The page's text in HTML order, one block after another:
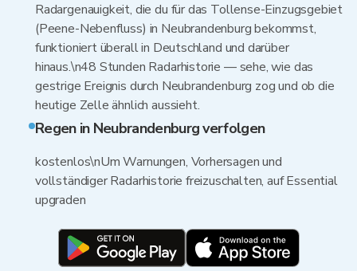
Radargenauigkeit, die du für das Tollense-Einzugsgebiet
(Peene-Nebenfluss) in Neubrandenburg bekommst,
funktioniert überall in Deutschland und darüber
hinaus.\n48 Stunden Radarhistorie — sehe, wie das
gestrige Ereignis durch Neubrandenburg zog und ob die
heutige Zelle ähnlich aussieht.
Regen in Neubrandenburg verfolgen
kostenlos\nUm Warnungen, Vorhersagen und
vollständiger Radarhistorie freizuschalten, auf Essential
upgraden